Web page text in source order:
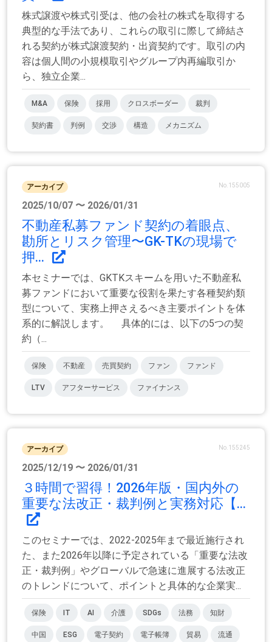
株式譲渡や株式引受は、他の会社の株式を取得する
典型的な手法であり、これらの取引に際して締結さ
れる契約が株式譲渡契約・出資契約です。取引の内
容は個人間の小規模取引やグループ内再編取引か
ら、独立企業...
M&A 保険 採用 クロスボーダー 裁判
契約書 判例 交渉 構造 メカニズム
アーカイブ No.155005
2025/10/07 〜 2026/01/31
不動産私募ファンド契約の着眼点、
勘所とリスク管理〜GK-TKの現場で
押...
本セミナーでは、GKTKスキームを用いた不動産私
募ファンドにおいて重要な役割を果たす各種契約類
型について、実務上押さえるべき主要ポイントを体
系的に解説します。 具体的には、以下の5つの契
約（...
保険 不動産 売買契約 ファン ファンド
LTV アフターサービス ファイナンス
アーカイブ No.155245
2025/12/19 〜 2026/01/31
３時間で習得！2026年版・国内外の
重要な法改正・裁判例と実務対応【...
このセミナーでは、2022-2025年まで最近施行され
た、また2026年以降に予定されている「重要な法改
正・裁判例」やグローバルで急速に進展する法改正
のトレンドについて、ポイントと具体的な企業実...
保険 IT AI 介護 SDGs 法務 知財
中国 ESG 電子契約 電子帳簿 貿易 流通